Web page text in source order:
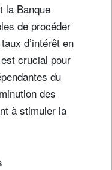
la Banque
de procéder
d’intérêt en
crucial pour
du
des
à stimuler la